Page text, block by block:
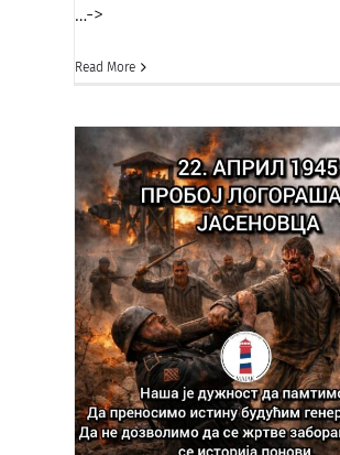
…->
Read More